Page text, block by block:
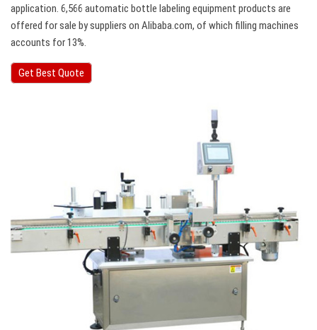
application. 6,566 automatic bottle labeling equipment products are
offered for sale by suppliers on Alibaba.com, of which filling machines
accounts for 13%.
Get Best Quote